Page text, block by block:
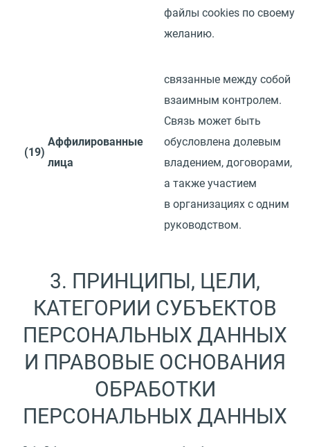
файлы cookies по своему
желанию.
(19)
Аффилированные
лица
связанные между собой
взаимным контролем.
Связь может быть
обусловлена долевым
владением, договорами,
а также участием
в организациях с одним
руководством.
3. ПРИНЦИПЫ, ЦЕЛИ,
КАТЕГОРИИ СУБЪЕКТОВ
ПЕРСОНАЛЬНЫХ ДАННЫХ
И ПРАВОВЫЕ ОСНОВАНИЯ
ОБРАБОТКИ
ПЕРСОНАЛЬНЫХ ДАННЫХ